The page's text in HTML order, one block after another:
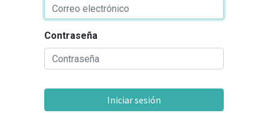
Contraseña
Iniciar sesión